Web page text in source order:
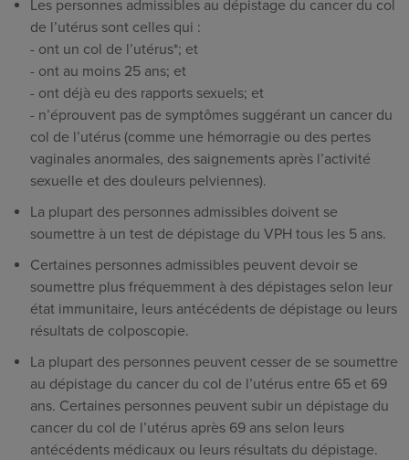
Les personnes admissibles au dépistage du cancer du col
de l’utérus sont celles qui :
- ont un col de l’utérus*; et
- ont au moins 25 ans; et
- ont déjà eu des rapports sexuels; et
- n’éprouvent pas de symptômes suggérant un cancer du
col de l’utérus (comme une hémorragie ou des pertes
vaginales anormales, des saignements après l’activité
sexuelle et des douleurs pelviennes).
La plupart des personnes admissibles doivent se
soumettre à un test de dépistage du VPH tous les 5 ans.
Certaines personnes admissibles peuvent devoir se
soumettre plus fréquemment à des dépistages selon leur
état immunitaire, leurs antécédents de dépistage ou leurs
résultats de colposcopie.
La plupart des personnes peuvent cesser de se soumettre
au dépistage du cancer du col de l’utérus entre 65 et 69
ans. Certaines personnes peuvent subir un dépistage du
cancer du col de l’utérus après 69 ans selon leurs
antécédents médicaux ou leurs résultats du dépistage.